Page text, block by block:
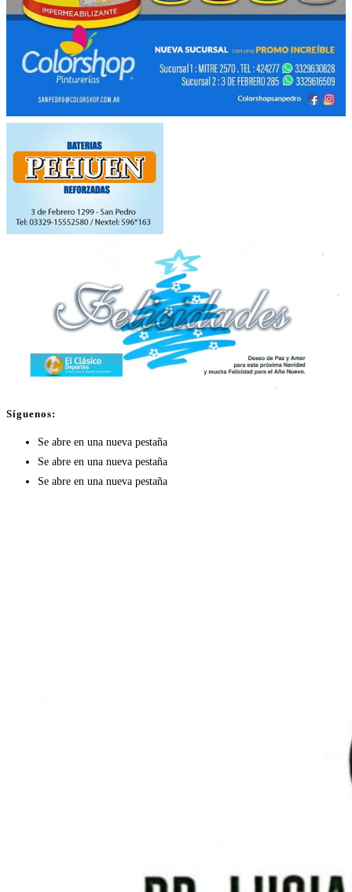
Síguenos:
Se abre en una nueva pestaña
Se abre en una nueva pestaña
Se abre en una nueva pestaña